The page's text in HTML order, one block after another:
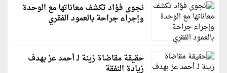
نجوى فؤاد تكشف معاناتها مع الوحدة
وإجراء جراحة بالعمود الفقري
حقيقة مقاضاة زينة لـ أحمد عز بهدف
زيادة النفقة